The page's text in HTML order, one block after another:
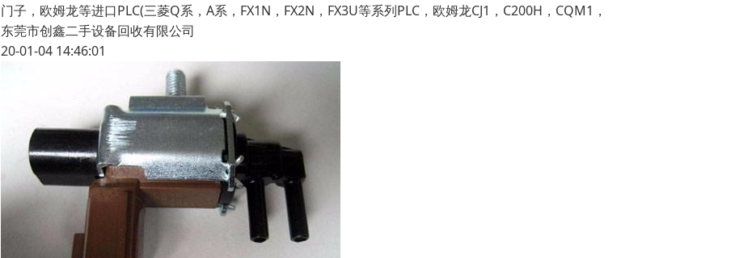
门子，欧姆龙等进口PLC(三菱Q系，A系，FX1N，FX2N，FX3U等系列PLC，欧姆龙CJ1，C200H，CQM1，
东莞市创鑫二手设备回收有限公司
20-01-04 14:46:01